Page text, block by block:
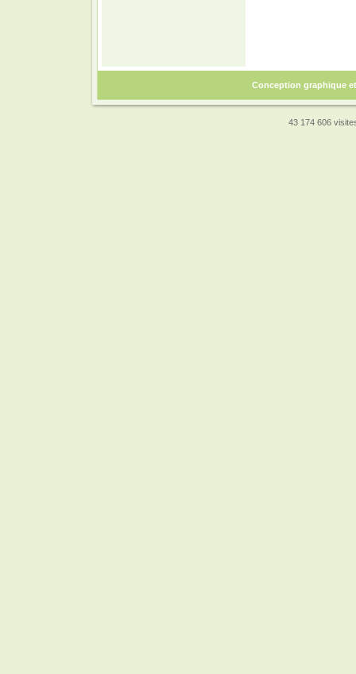
Conception graphique
43 174 606